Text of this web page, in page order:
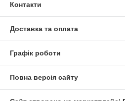
Контакти
Доставка та оплата
Графік роботи
Повна версія сайту